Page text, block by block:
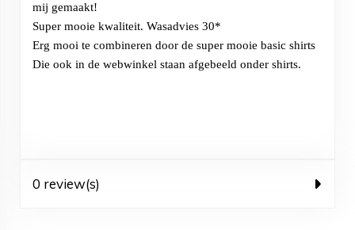
mij gemaakt!
Super mooie kwaliteit. Wasadvies 30*
Erg mooi te combineren door de super mooie basic shirts
Die ook in de webwinkel staan afgebeeld onder shirts.
0 review(s)